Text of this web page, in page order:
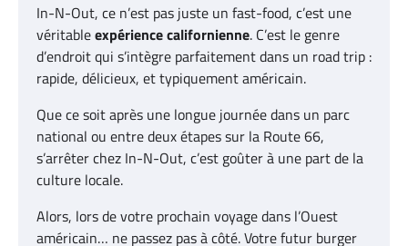
In-N-Out, ce n’est pas juste un fast-food, c’est une
véritableexpérience californienne. C’est le genre
d’endroit qui s’intègre parfaitement dans un road trip :
rapide, délicieux, et typiquement américain.
Que ce soit après une longue journée dans un parc
national ou entre deux étapes sur la Route 66,
s’arrêter chez In-N-Out, c’est goûter à une part de la
culture locale.
Alors, lors de votre prochain voyage dans l’Ouest
américain… ne passez pas à côté. Votre futur burger